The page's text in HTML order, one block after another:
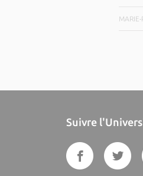
MARIE-
Suivre